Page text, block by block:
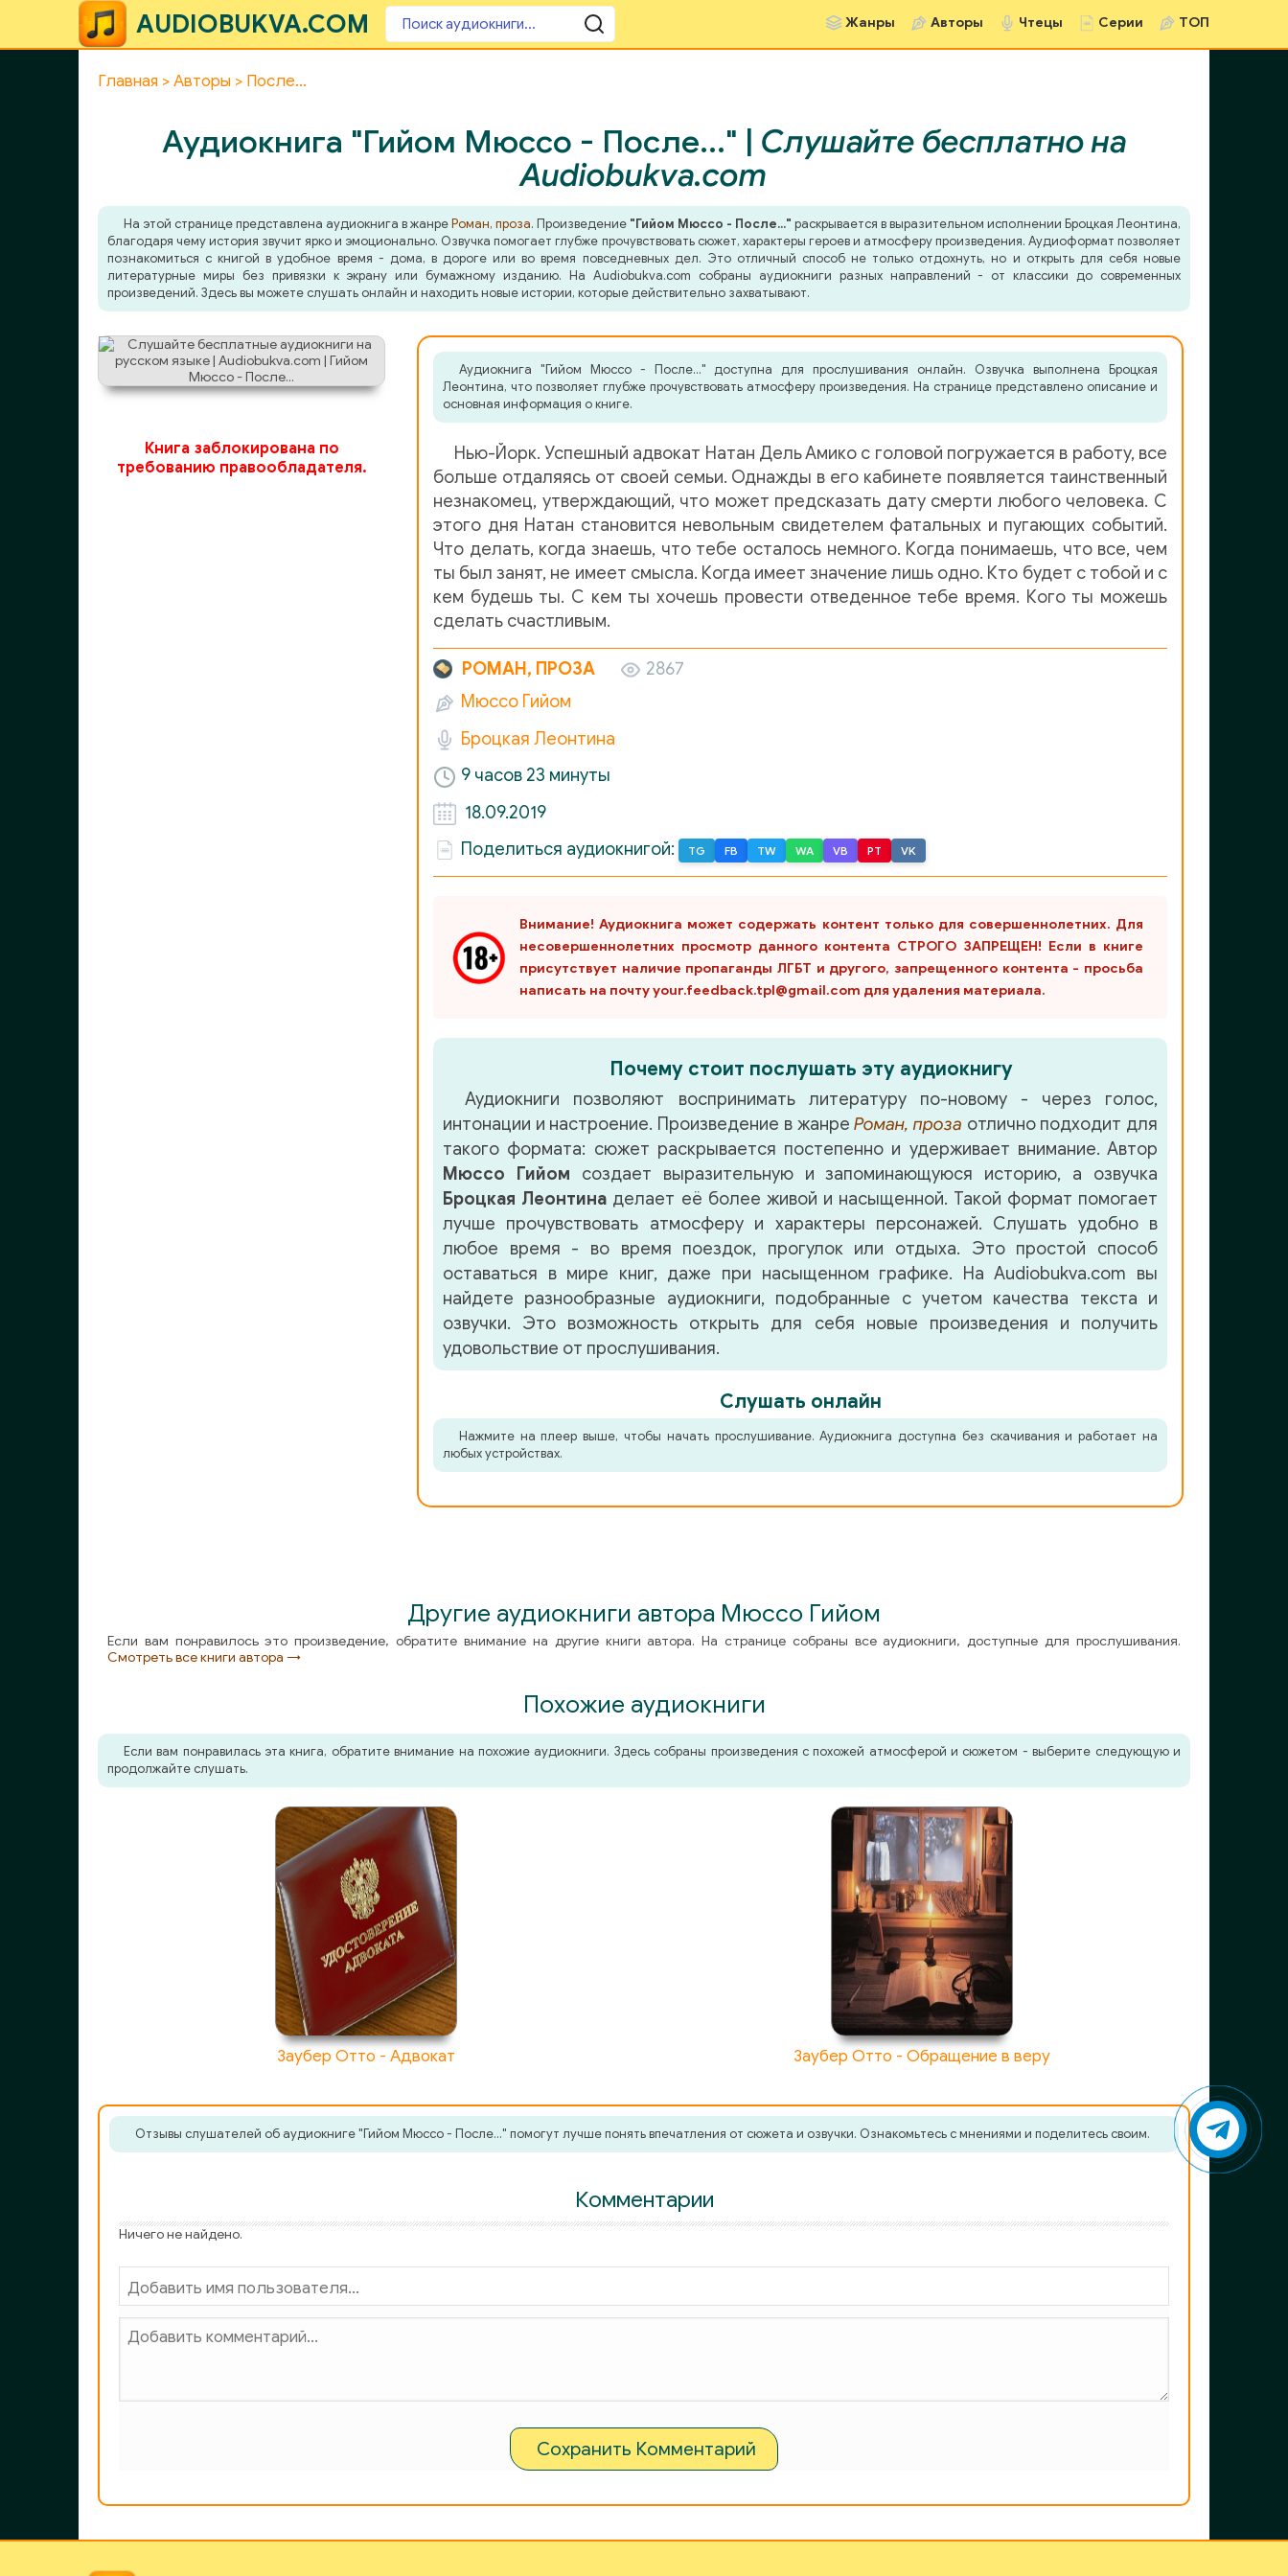
AUDIOBUKVA.COM Жанры Авторы Чтецы Серии ТОП
Главная Авторы После...
Аудиокнига "Гийом Мюссо - После..." | Слушайте бесплатно на
Audiobukva.com
На этой странице представлена аудиокнига в жанреРоман, проза. Произведение "Гийом Мюссо - После..." раскрывается в выразительном исполнении Броцкая Леонтина,
благодаря чему история звучит ярко и эмоционально. Озвучка помогает глубже прочувствовать сюжет, характеры героев и атмосферу произведения. Аудиоформат позволяет
познакомиться с книгой в удобное время - дома, в дороге или во время повседневных дел. Это отличный способ не только отдохнуть, но и открыть для себя новые
литературные миры без привязки к экрану или бумажному изданию. На Audiobukva.com собраны аудиокниги разных направлений - от классики до современных
произведений. Здесь вы можете слушать онлайн и находить новые истории, которые действительно захватывают.
Книга заблокирована по
требованию правообладателя.
Аудиокнига "Гийом Мюссо - После..." доступна для прослушивания онлайн. Озвучка выполнена Броцкая
Леонтина, что позволяет глубже прочувствовать атмосферу произведения. На странице представлено описание и
основная информация о книге.
Нью-Йорк. Успешный адвокат Натан Дель Амико с головой погружается в работу, все
больше отдаляясь от своей семьи. Однажды в его кабинете появляется таинственный
незнакомец, утверждающий, что может предсказать дату смерти любого человека. С
этого дня Натан становится невольным свидетелем фатальных и пугающих событий.
Что делать, когда знаешь, что тебе осталось немного. Когда понимаешь, что все, чем
ты был занят, не имеет смысла. Когда имеет значение лишь одно. Кто будет с тобой и с
кем будешь ты. С кем ты хочешь провести отведенное тебе время. Кого ты можешь
сделать счастливым.
РОМАН, ПРОЗА
2867
Мюссо Гийом
Броцкая Леонтина
9 часов 23 минуты
18.09.2019
Поделиться аудиокнигой:
TG FB TW WA VB PT VK
Внимание! Аудиокнига может содержать контент только для совершеннолетних. Для
несовершеннолетних просмотр данного контента СТРОГО ЗАПРЕЩЕН! Если в книге
присутствует наличие пропаганды ЛГБТ и другого, запрещенного контента - просьба
написать на почту your.feedback.tpl@gmail.com для удаления материала.
Почему стоит послушать эту аудиокнигу
Аудиокниги позволяют воспринимать литературу по-новому - через голос,
интонации и настроение. Произведение в жанреРоман, проза отлично подходит для
такого формата: сюжет раскрывается постепенно и удерживает внимание. Автор
Мюссо Гийом создает выразительную и запоминающуюся историю, а озвучка
Броцкая Леонтина делает её более живой и насыщенной. Такой формат помогает
лучше прочувствовать атмосферу и характеры персонажей. Слушать удобно в
любое время - во время поездок, прогулок или отдыха. Это простой способ
оставаться в мире книг, даже при насыщенном графике. На Audiobukva.com вы
найдете разнообразные аудиокниги, подобранные с учетом качества текста и
озвучки. Это возможность открыть для себя новые произведения и получить
удовольствие от прослушивания.
Слушать онлайн
Нажмите на плеер выше, чтобы начать прослушивание. Аудиокнига доступна без скачивания и работает на
любых устройствах.
Другие аудиокниги автора Мюссо Гийом
Если вам понравилось это произведение, обратите внимание на другие книги автора. На странице собраны все аудиокниги, доступные для прослушивания.
Смотреть все книги автора →
Похожие аудиокниги
Если вам понравилась эта книга, обратите внимание на похожие аудиокниги. Здесь собраны произведения с похожей атмосферой и сюжетом - выберите следующую и
продолжайте слушать.
Заубер Отто - Адвокат Заубер Отто - Обращение в веру
Отзывы слушателей об аудиокниге "Гийом Мюссо - После..." помогут лучше понять впечатления от сюжета и озвучки. Ознакомьтесь с мнениями и поделитесь своим.
Комментарии
Ничего не найдено.
Сохранить Комментарий